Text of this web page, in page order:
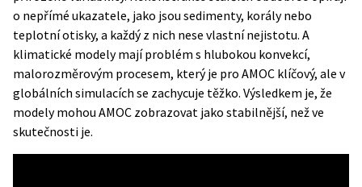
o nepřímé ukazatele, jako jsou sedimenty, korály nebo
teplotní otisky, a každý z nich nese vlastní nejistotu. A
klimatické modely mají problém s hlubokou konvekcí,
malorozměrovým procesem, který je pro AMOC klíčový, ale v
globálních simulacích se zachycuje těžko. Výsledkem je, že
modely mohou AMOC zobrazovat jako stabilnější, než ve
skutečnosti je.